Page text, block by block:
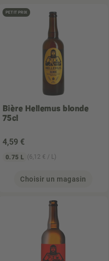
PETIT PRIX
Bière Hellemus blonde
75cl
4,59 €
0.75 L (6,12 € / L)
Choisir un magasin